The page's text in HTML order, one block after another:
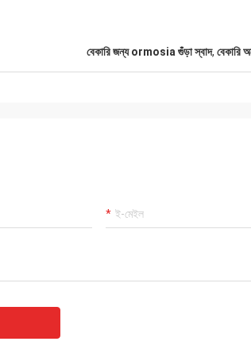
বেকারি জন্য ormosia গুঁড়া স্বাদ, বেকারি